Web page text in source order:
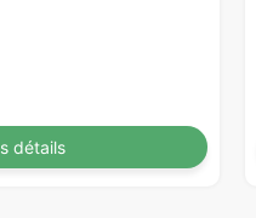
détails